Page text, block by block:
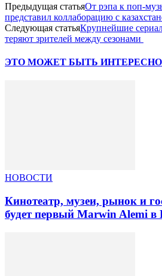
Предыдущая статьяОт рэпа к поп-
представил коллаборацию с
Следующая статьяКрупнейшие
теряют зрителей между сезонами
ЭТО МОЖЕТ БЫТЬ ИНТЕРЕСНО
НОВОСТИ
Кинотеатр, музеи, рынок и
будет первый Marwin Alemi в